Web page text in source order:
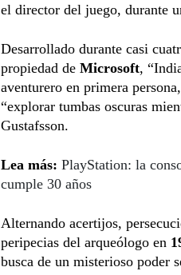
el director del juego, durante
Desarrollado durante casi
propiedad de Microsoft,
aventurero en primera
“explorar tumbas oscuras
Gustafsson.
Lea más: PlayStation: la
cumple 30 años
Alternando acertijos,
peripecias del arqueólogo en
busca de un misterioso poder